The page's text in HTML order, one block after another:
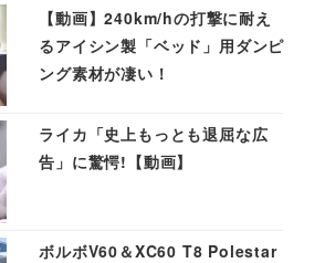
【動画】240km/hの打撃に耐え
るアイシン製「ベッド」用ダンピ
ング素材が凄い！
ライカ「史上もっとも退屈な広
告」に驚愕!【動画】
ボルボV60＆XC60 T8 Polestar